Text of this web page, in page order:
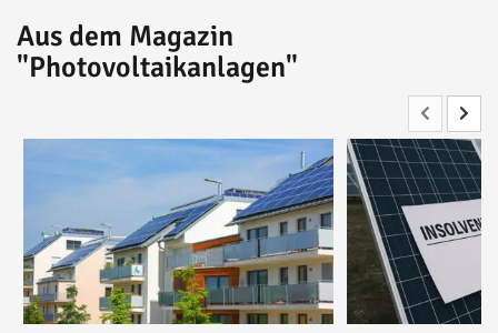
Aus dem Magazin
"Photovoltaikanlagen"